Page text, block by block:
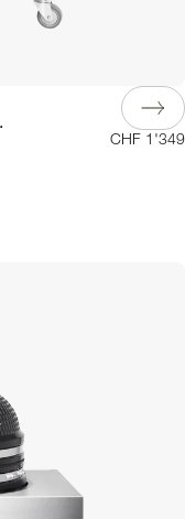
CHF 1'349